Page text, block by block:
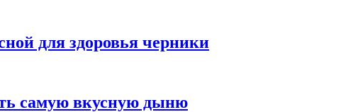
для здоровья черники
самую вкусную дыню